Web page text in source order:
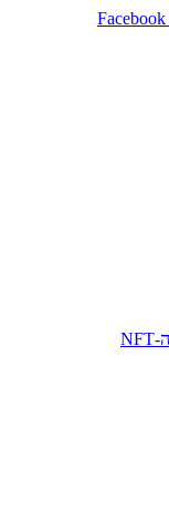
Facebook